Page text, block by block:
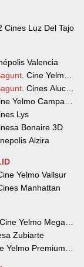
Cines Luz Del Tajo
Valencia
. Cine Yelmo
. Cines Alucine
Yelmo Campanar
Lys
Bonaire 3D
Alzira
Yelmo Vallsur
Manhattan
. Cine Yelmo Megapark
Zubiarte
Yelmo Premium